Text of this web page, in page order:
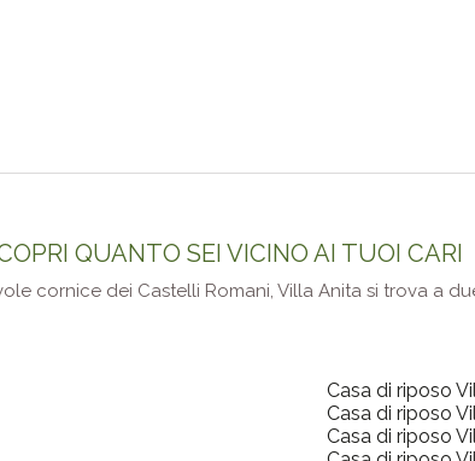
QUANTO SEI VICINO AI TUOI CARI
cornice dei Castelli Romani, Villa Anita si trova a
Casa di riposo
Casa di riposo
Casa di riposo